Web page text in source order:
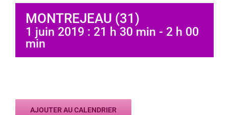
MONTREJEAU (31)
1 juin 2019 : 21 h 30 min - 2 h 00
min
AJOUTER AU CALENDRIER